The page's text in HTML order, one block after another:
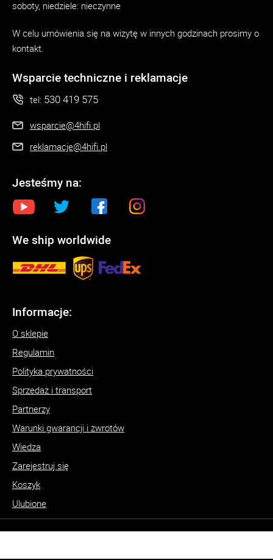
soboty, niedziele: nieczynne
W celu umówienia się na wizytę w innych godzinach prosimy o
kontakt.
Wsparcie techniczne i reklamacje
tel: 530 419 575
wsparcie@4hifi.pl
reklamacje@4hifi.pl
Jesteśmy na:
We ship worldwide
Informacje:
O sklepie
Regulamin
Polityka prywatności
Sprzedaż i transport
Partnerzy
Warunki gwarancji i zwrotów
Wiedza
Zarejestruj się
Koszyk
Ulubione